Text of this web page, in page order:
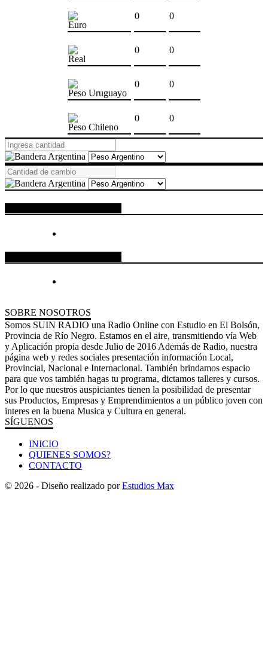
Euro
0 0
Real
0 0
Peso Uruguayo
0 0
Peso Chileno
0 0
SOBRE NOSOTROS
Somos SUIN RADIO una Radio Online con Estudio en El Bolsón,
Provincia de Río Negro. Estamos en el aire, transmitiendo vía Web
y Aplicación propia desde Julio de 2016 Además de Radio, nuestra
página web y redes sociales presentación información Local,
Provincial, Nacional e Internacional. También brindamos espacio
para que vos también hagas tu programa, dictamos talleres y cursos.
Por lo que nuestros auspiciantes tienen la posibilidad de presentar
sus Productos, Empresas y Emprendimientos a un público joven con
interes en la buena Musica y Cultura en general.
SÍGUENOS
INICIO
QUIENES SOMOS?
CONTACTO
© 2026 - Diseño realizado porEstudios Max